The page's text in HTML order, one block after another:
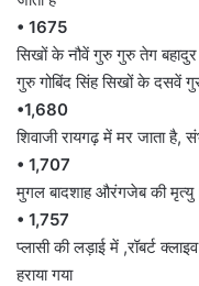
• 1675
सिखों के नौवें गुरु गुरु तेग बहादुर
गुरु गोबिंद सिंह सिखों के दसवें
•1,680
शिवाजी रायगढ़ में मर जाता है,
• 1,707
मुगल बादशाह औरंगजेब की
• 1,757
प्लासी की लड़ाई में ,रॉबर्ट
हराया गया